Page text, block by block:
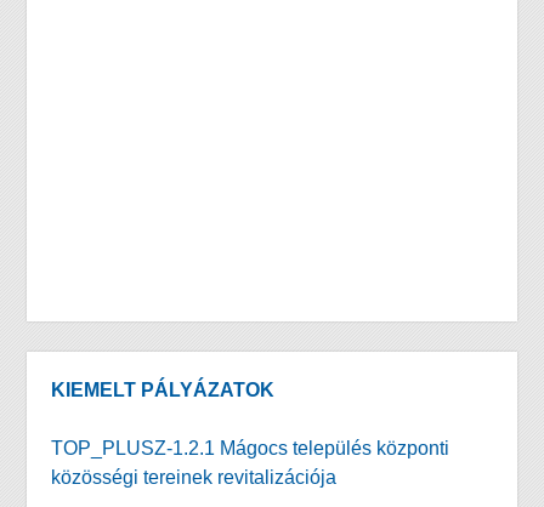
KIEMELT PÁLYÁZATOK
TOP_PLUSZ-1.2.1 Mágocs település központi
közösségi tereinek revitalizációja